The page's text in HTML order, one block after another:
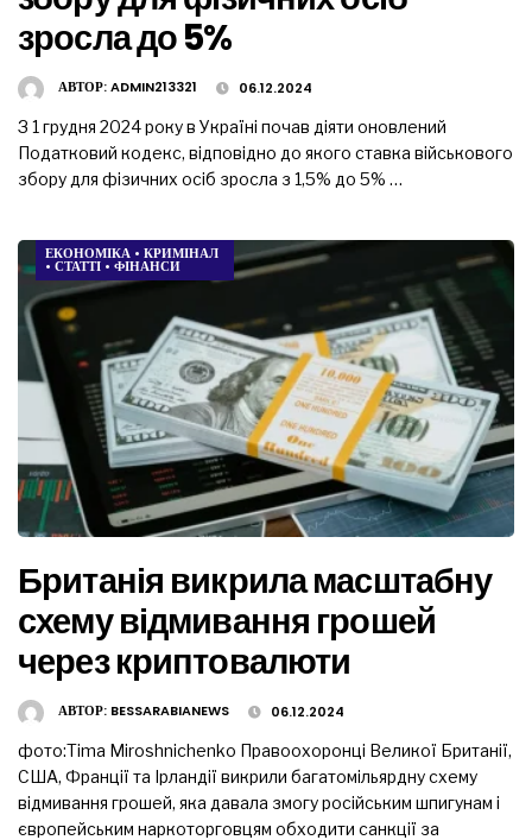
зросла до 5%
АВТОР:ADMIN213321 06.12.2024
З 1 грудня 2024 року в Україні почав діяти оновлений
Податковий кодекс, відповідно до якого ставка військового
збору для фізичних осіб зросла з 1,5% до 5% …
ЕКОНОМІКА • КРИМІНАЛ
• СТАТТІ • ФІНАНСИ
Британія викрила масштабну
схему відмивання грошей
через криптовалюти
АВТОР: BESSARABIANEWS 06.12.2024
фото:Tima Miroshnichenko Правоохоронці Великої Британії,
США, Франції та Ірландії викрили багатомільярдну схему
відмивання грошей, яка давала змогу російським шпигунам і
європейським наркоторговцям обходити санкції за